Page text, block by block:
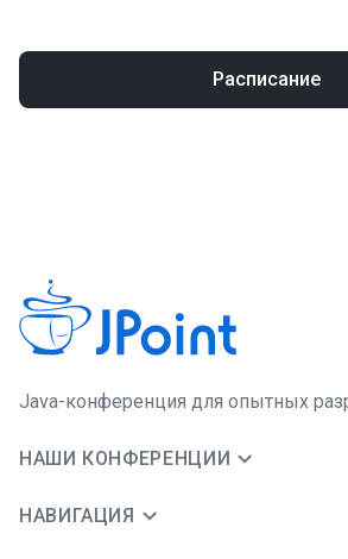
Расписание
Java-конференция для опытных
НАШИ КОНФЕРЕНЦИИ
НАВИГАЦИЯ